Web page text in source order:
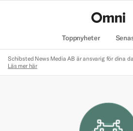
Toppnyheter
Schibsted News Media AB är ansvarig för dina
Läs mer här